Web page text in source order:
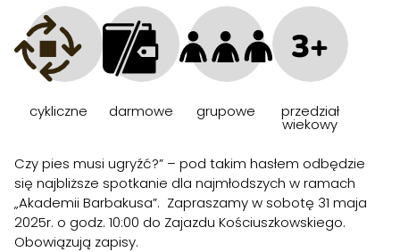
cykliczne darmowe grupowe
3+
przedział
wiekowy
Czy pies musi ugryźć?” – pod takim hasłem odbędzie
się najbliższe spotkanie dla najmłodszych w ramach
„Akademii Barbakusa”. Zapraszamy w sobotę 31 maja
2025r. o godz. 10:00 do Zajazdu Kościuszkowskiego.
Obowiązują zapisy.